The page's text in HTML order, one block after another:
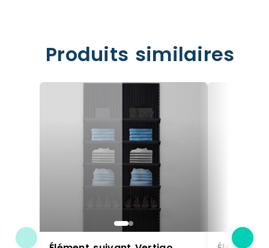
Produits similaires